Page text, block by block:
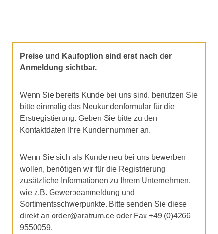
Preise und Kaufoption sind erst nach der
Anmeldung sichtbar.
Wenn Sie bereits Kunde bei uns sind, benutzen Sie
bitte einmalig das Neukundenformular für die
Erstregistierung. Geben Sie bitte zu den
Kontaktdaten Ihre Kundennummer an.
Wenn Sie sich als Kunde neu bei uns bewerben
wollen, benötigen wir für die Registrierung
zusätzliche Informationen zu Ihrem Unternehmen,
wie z.B. Gewerbeanmeldung und
Sortimentsschwerpunkte. Bitte senden Sie diese
direkt an order@aratrum.de oder Fax +49 (0)4266
9550059.